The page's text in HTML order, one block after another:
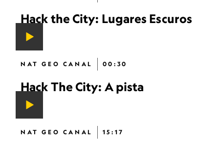
Hack the City: Lugares Escuros
NAT GEO CANAL 00:30
Hack The City: A pista
NAT GEO CANAL 15:17